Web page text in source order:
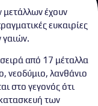
μετάλλων έχουν
ευκαιρίες
γαιών.
από 17 μέταλλα
νεοδύμιο, λανθάνιο
στο γεγονός ότι
των